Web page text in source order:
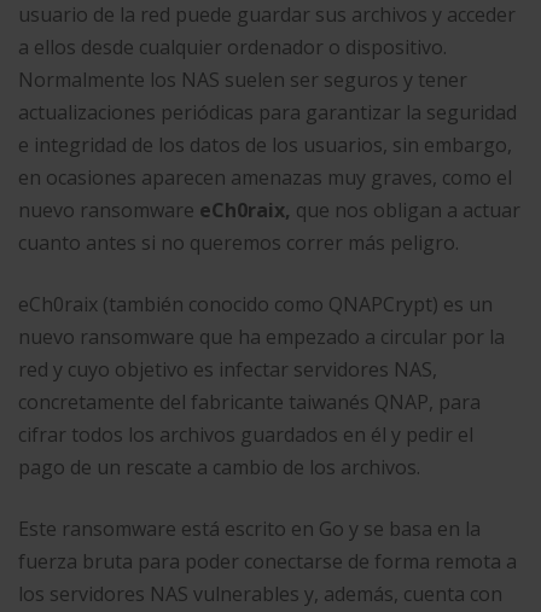
usuario de la red puede guardar sus archivos y acceder
a ellos desde cualquier ordenador o dispositivo.
Normalmente los NAS suelen ser seguros y tener
actualizaciones periódicas para garantizar la seguridad
e integridad de los datos de los usuarios, sin embargo,
en ocasiones aparecen amenazas muy graves, como el
nuevo ransomware eCh0raix, que nos obligan a actuar
cuanto antes si no queremos correr más peligro.
eCh0raix (también conocido como QNAPCrypt) es un
nuevo ransomware que ha empezado a circular por la
red y cuyo objetivo es infectar servidores NAS,
concretamente del fabricante taiwanés QNAP, para
cifrar todos los archivos guardados en él y pedir el
pago de un rescate a cambio de los archivos.
Este ransomware está escrito en Go y se basa en la
fuerza bruta para poder conectarse de forma remota a
los servidores NAS vulnerables y, además, cuenta con